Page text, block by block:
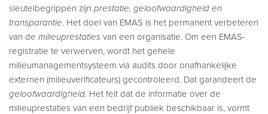
sleutelbegrippen zijn prestatie, geloofwaardigheid en
transparantie. Het doel van EMAS is het permanent verbeteren
van de milieuprestaties van een organisatie. Om een EMAS-
registratie te verwerven, wordt het gehele
milieumanagementsysteem via audits door onafhankelijke
externen (milieuverificateurs) gecontroleerd. Dat garandeert de
geloofwaardigheid. Het feit dat de informatie over de
milieuprestaties van een bedrijf publiek beschikbaar is, vormt